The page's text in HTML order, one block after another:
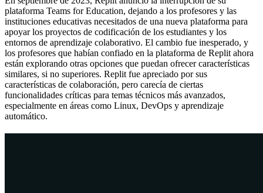
plataforma Teams for Education, dejando a los profesores y las
instituciones educativas necesitados de una nueva plataforma para
apoyar los proyectos de codificación de los estudiantes y los
entornos de aprendizaje colaborativo. El cambio fue inesperado, y
los profesores que habían confiado en la plataforma de Replit ahora
están explorando otras opciones que puedan ofrecer características
similares, si no superiores. Replit fue apreciado por sus
características de colaboración, pero carecía de ciertas
funcionalidades críticas para temas técnicos más avanzados,
especialmente en áreas como Linux, DevOps y aprendizaje
automático.